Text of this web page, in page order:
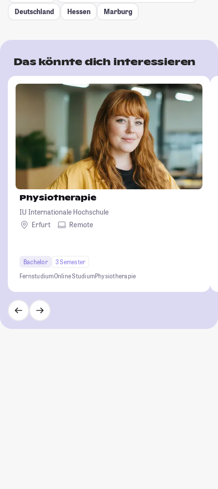
Deutschland
Hessen Marburg
Das könnte dich interessieren
Physiotherapie
IU Internationale Hochschule
Erfurt
Remote
Bachelor
3 Semester
FernstudiumOnline StudiumPhysiotherapie